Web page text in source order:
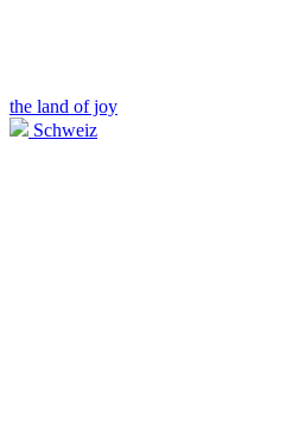
the land of joy
Schweiz